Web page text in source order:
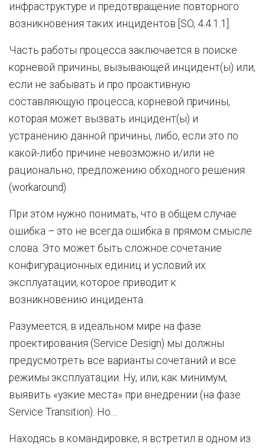
инфраструктуре и предотвращение повторного
возникновения таких инцидентов [SO, 4.4.1.1].
Часть работы процесса заключается в поиске
корневой причины, вызывающей инцидент(ы) или,
если не забывать и про проактивную
составляющую процесса, корневой причины,
которая может вызвать инцидент(ы) и
устранению данной причины, либо, если это по
какой-либо причине невозможно и/или не
рационально, предложению обходного решения
(workaround).
При этом нужно понимать, что в общем случае
ошибка – это не всегда ошибка в прямом смысле
слова. Это может быть сложное сочетание
конфигурационных единиц и условий их
эксплуатации, которое приводит к
возникновению инцидента.
Разумеется, в идеальном мире на фазе
проектирования (Service Design) мы должны
предусмотреть все варианты сочетаний и все
режимы эксплуатации. Ну, или, как минимум,
выявить «узкие места» при внедрении (на фазе
Service Transition). Но…
Находясь в командировке, я встретил в одном из